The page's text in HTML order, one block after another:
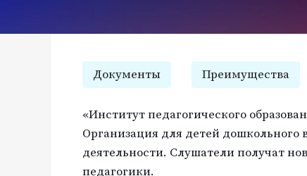
Документы Преимущества
«Институт педагогического
Организация для детей дошкольного
деятельности. Слушатели получат
педагогики.